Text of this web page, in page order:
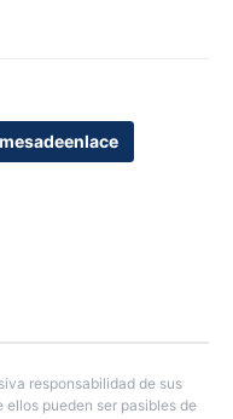
responsabilidad de sus
pueden ser pasibles de